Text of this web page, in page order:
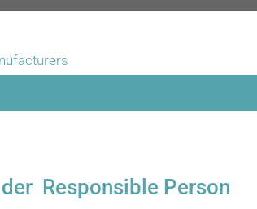
Responsible Person